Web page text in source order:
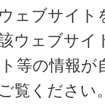
ェブサイ
ウェブサイ
等の情報
覧ください